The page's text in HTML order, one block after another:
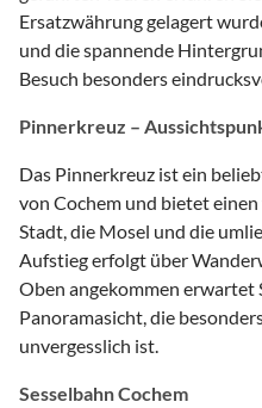
Ersatzwährung gelagert
und die spannende
Besuch besonders
Pinnerkreuz –
Das Pinnerkreuz ist ein
von Cochem und bietet
Stadt, die Mosel und die
Aufstieg erfolgt über
Oben angekommen erwartet
Panoramasicht, die
unvergesslich ist.
Sesselbahn Cochem